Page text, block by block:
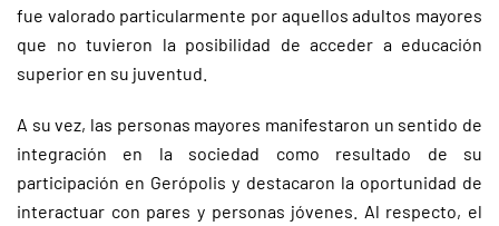
fue valorado particularmente por aquellos adultos mayores
que no tuvieron la posibilidad de acceder a educación
superior en su juventud.
A su vez, las personas mayores manifestaron un sentido de
integración en la sociedad como resultado de su
participación en Gerópolis y destacaron la oportunidad de
interactuar con pares y personas jóvenes. Al respecto, el